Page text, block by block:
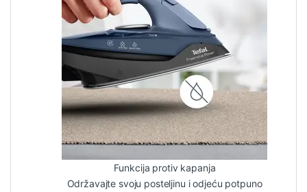
Funkcija protiv kapanja
Održavajte svoju posteljinu i odjeću potpuno